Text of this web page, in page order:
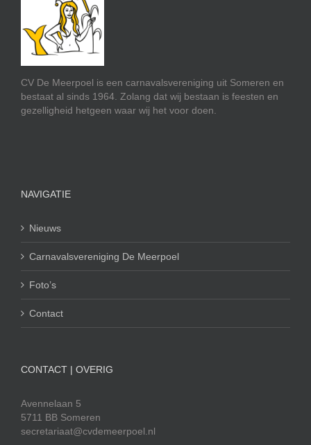
CV De Meerpoel is een carnavalsvereniging uit Someren en
bestaat al sinds 1964. Zolang dat wij bestaan is feesten en
gezelligheid hetgeen waar wij het voor doen.
NAVIGATIE
Nieuws
Carnavalsvereniging De Meerpoel
Foto’s
Contact
CONTACT | OVERIG
Avennelaan 5
5711 BB Someren
secretariaat@cvdemeerpoel.nl